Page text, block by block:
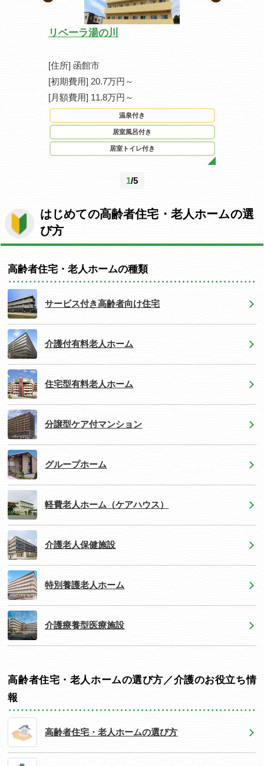
リベーラ湯の川
[住所] 函館市
[初期費用] 20.7万円～
[月額費用] 11.8万円～
温泉付き
居室風呂付き
居室トイレ付き
1/5
はじめての高齢者住宅・老人ホームの選
び方
高齢者住宅・老人ホームの種類
サービス付き高齢者向け住宅
介護付有料老人ホーム
住宅型有料老人ホーム
分譲型ケア付マンション
グループホーム
軽費老人ホーム（ケアハウス）
介護老人保健施設
特別養護老人ホーム
介護療養型医療施設
高齢者住宅・老人ホームの選び方／介護のお役立ち情
報
高齢者住宅・老人ホームの選び方